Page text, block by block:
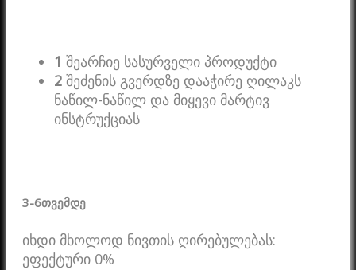
1 შეარჩიე სასურველი პროდუქტი
2 შეძენის გვერდზე დააჭირე ღილაკს
ნაწილ-ნაწილ და მიყევი მარტივ
ინსტრუქციას
3-6თვემდე
იხდი მხოლოდ ნივთის ღირებულებას:
ეფექტური 0%